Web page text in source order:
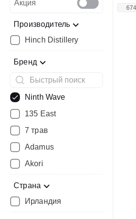
Акция
Производитель
Hinch Distillery
Бренд
Ninth Wave
135 East
7 трав
Adamus
Akori
Страна
Ирландия